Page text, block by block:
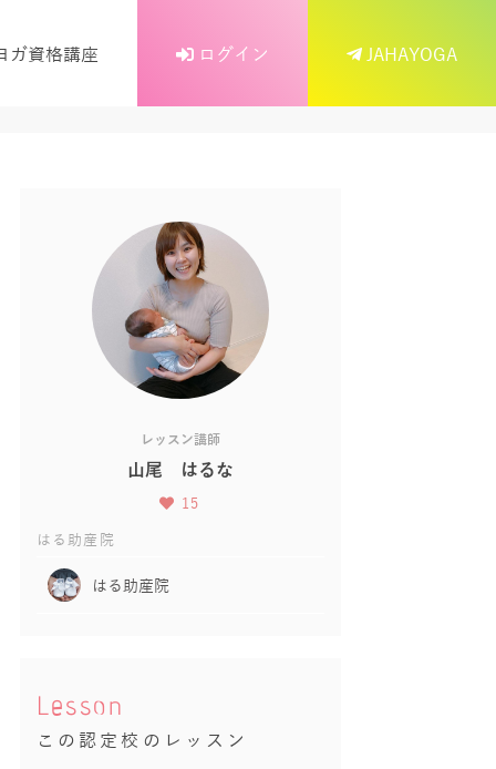
ガ資格講座 ログイン JAHAYOGA
レッスン講師
山尾 はるな
15
はる助産院
はる助産院
Lesson
この認定校のレッスン